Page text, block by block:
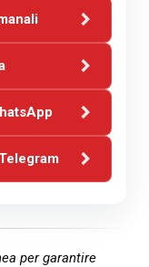
per garantire